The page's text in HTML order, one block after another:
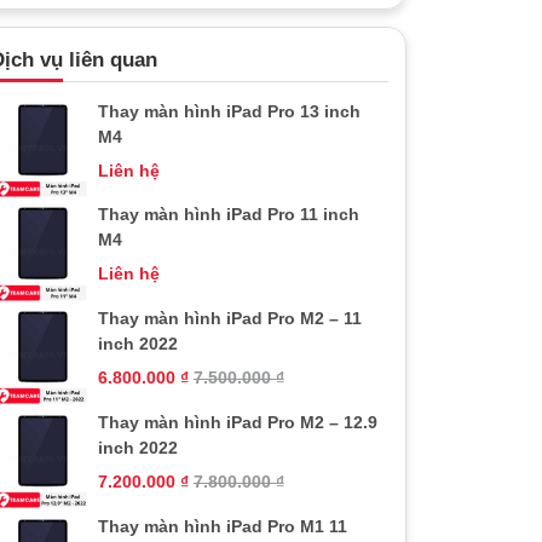
vụ liên quan
Thay màn hình iPad Pro 13 inch
M4
Liên hệ
Thay màn hình iPad Pro 11 inch
M4
Liên hệ
Thay màn hình iPad Pro M2 – 11
inch 2022
6.800.000 ₫ 7.500.000₫
Thay màn hình iPad Pro M2 – 12.9
inch 2022
7.200.000 ₫ 7.800.000₫
Thay màn hình iPad Pro M1 11